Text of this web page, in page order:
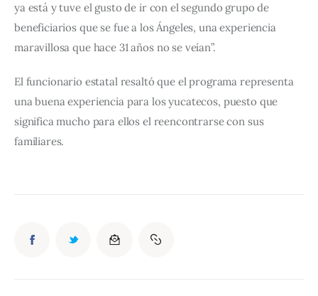
ya está y tuve el gusto de ir con el segundo grupo de
beneficiarios que se fue a los Ángeles, una experiencia
maravillosa que hace 31 años no se veían”.
El funcionario estatal resaltó que el programa representa
una buena experiencia para los yucatecos, puesto que
significa mucho para ellos el reencontrarse con sus
familiares.